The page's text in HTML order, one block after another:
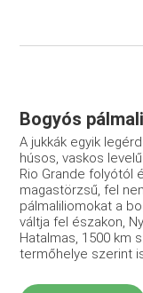
Bogyós
A jukkák egyik
húsos, vaskos
Rio Grande folyótól
magastörzsű, fel
pálmaliliomokat a
váltja fel északon,
Hatalmas, 1500 km
termőhelye szerint